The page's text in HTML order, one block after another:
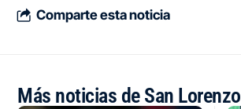
Comparte esta noticia
Más noticias de San Lorenzo